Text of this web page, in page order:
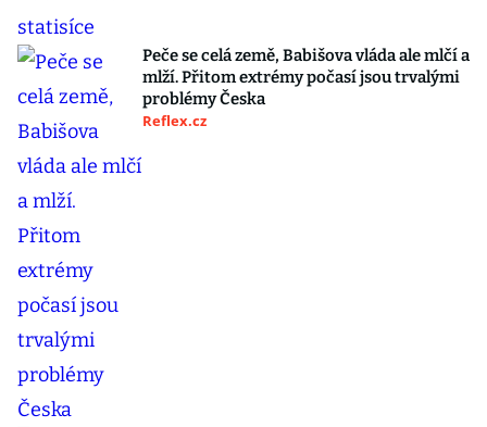
Peče se celá země, Babišova vláda ale mlčí a
mlží. Přitom extrémy počasí jsou trvalými
problémy Česka
Reflex.cz